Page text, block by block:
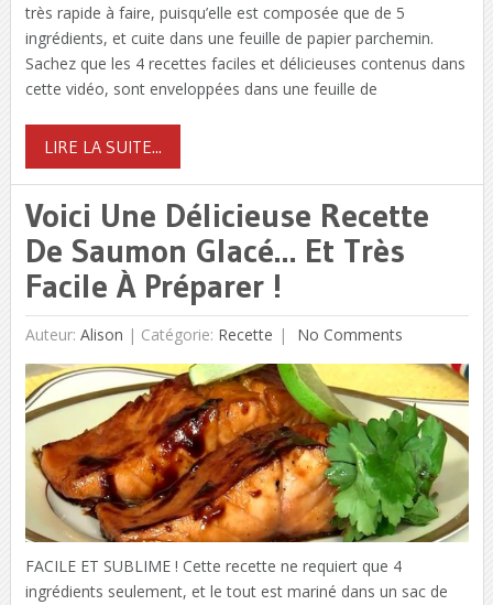
très rapide à faire, puisqu’elle est composée que de 5
ingrédients, et cuite dans une feuille de papier parchemin.
Sachez que les 4 recettes faciles et délicieuses contenus dans
cette vidéo, sont enveloppées dans une feuille de
LIRE LA SUITE...
Voici Une Délicieuse Recette
De Saumon Glacé… Et Très
Facile À Préparer !
Auteur: Alison | Catégorie: Recette No Comments
FACILE ET SUBLIME ! Cette recette ne requiert que 4
ingrédients seulement, et le tout est mariné dans un sac de